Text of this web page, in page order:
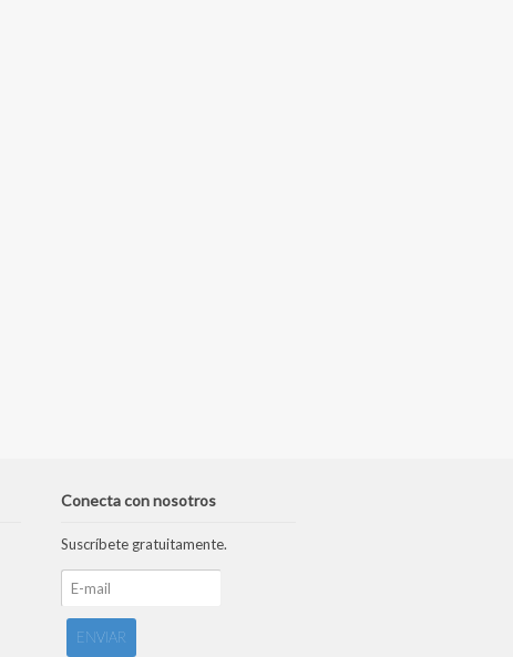
Conecta con nosotros
Suscríbete gratuitamente.